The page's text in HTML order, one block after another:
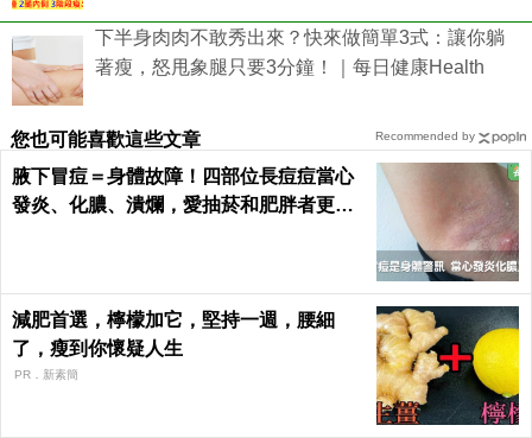
下半身肉肉不敢秀出來？快來做簡單3式：讓你躺
著瘦，怒甩象腿只要3分鐘！｜每日健康Health
您也可能喜歡這些文章
腋下冒痘＝身體故障！四部位長痘痘當心
發炎、化膿、潰爛，愛抽菸和肥胖者更要
減肥首選，檸檬加它，堅持一週，腰細
了，瘦到你懷疑人生
PR．新素簡
Recommended by